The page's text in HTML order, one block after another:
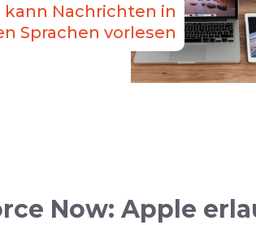
kann Nachrichten in
Sprachen vorlesen
Now: Apple